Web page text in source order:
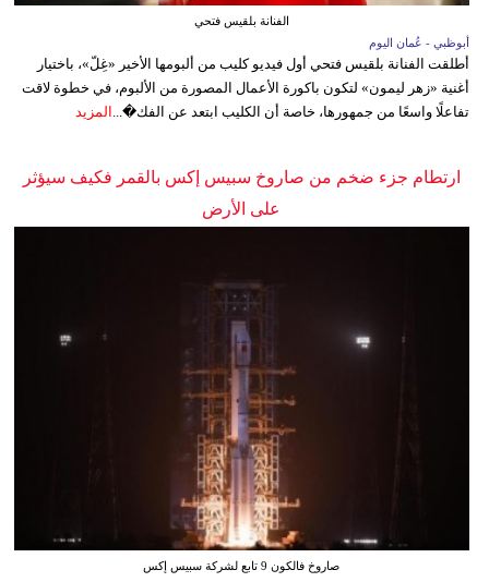
الفنانة بلقيس فتحي
أبوظبي - عُمان اليوم
أطلقت الفنانة بلقيس فتحي أول فيديو كليب من ألبومها الأخير «غِلّ»، باختيار
أغنية «زهر ليمون» لتكون باكورة الأعمال المصورة من الألبوم، في خطوة لاقت
تفاعلًا واسعًا من جمهورها، خاصة أن الكليب ابتعد عن الفك�... المزيد
ارتطام جزء ضخم من صاروخ سبيس إكس بالقمر فكيف سيؤثر
على الأرض
صاروخ فالكون 9 تابع لشركة سبيس إكس